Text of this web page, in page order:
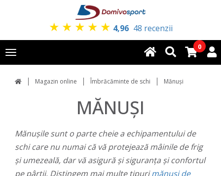
★ ★ ★ ★ ★ 4,96 48 recenzii
Toggle
navigation
0
Magazin online Îmbrăcăminte de schi Mănuși
MĂNUȘI
Mănușile sunt o parte cheie a echipamentului de
schi care nu numai că vă protejează mâinile de frig
și umezeală, dar vă asigură și siguranța și confortul
pe pârtii. Distingem mai multe tipurimănuși de